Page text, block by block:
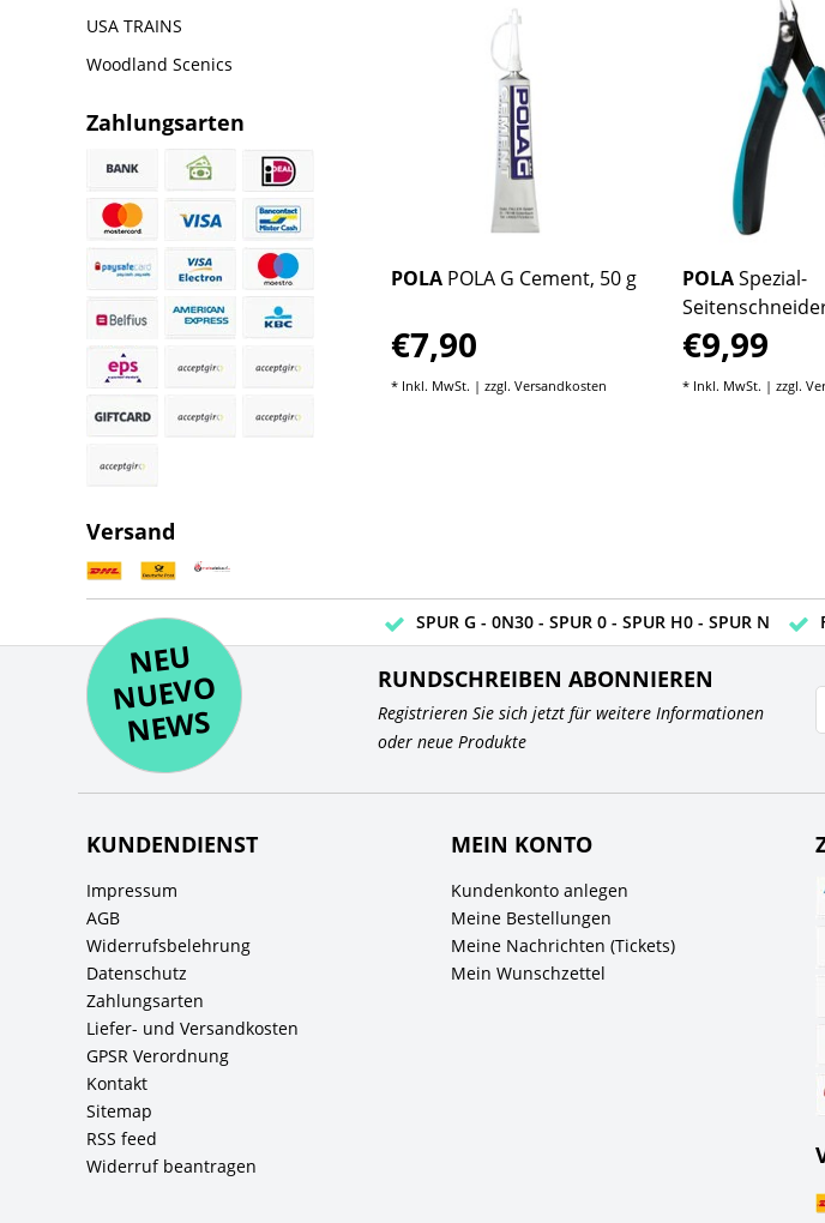
USA TRAINS
Woodland Scenics
Zahlungsarten
Versand
POLA POLA G Cement, 50 g
€7,90
* Inkl. MwSt. | zzgl. Versandkosten
POLA Spezial-
€9,99
* Inkl. MwSt. | zzgl.
SPUR G - 0N30 - SPUR 0 - SPUR H0 - SPUR N
NE
U
N
UEV
O
NE
WS
RUNDSCHREIBEN ABONNIEREN
Registrieren Sie sich jetzt für weitere Informationen
oder neue Produkte
KUNDENDIENST
Impressum
AGB
Widerrufsbelehrung
Datenschutz
Zahlungsarten
Liefer- und Versandkosten
GPSR Verordnung
Kontakt
Sitemap
RSS feed
Widerruf beantragen
MEIN KONTO
Kundenkonto anlegen
Meine Bestellungen
Meine Nachrichten (Tickets)
Mein Wunschzettel